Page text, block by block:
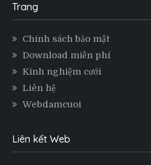
Trang
Chính sách bảo mật
Download miễn phí
Kinh nghiệm cưới
Liên hệ
Webdamcuoi
Liên kết Web